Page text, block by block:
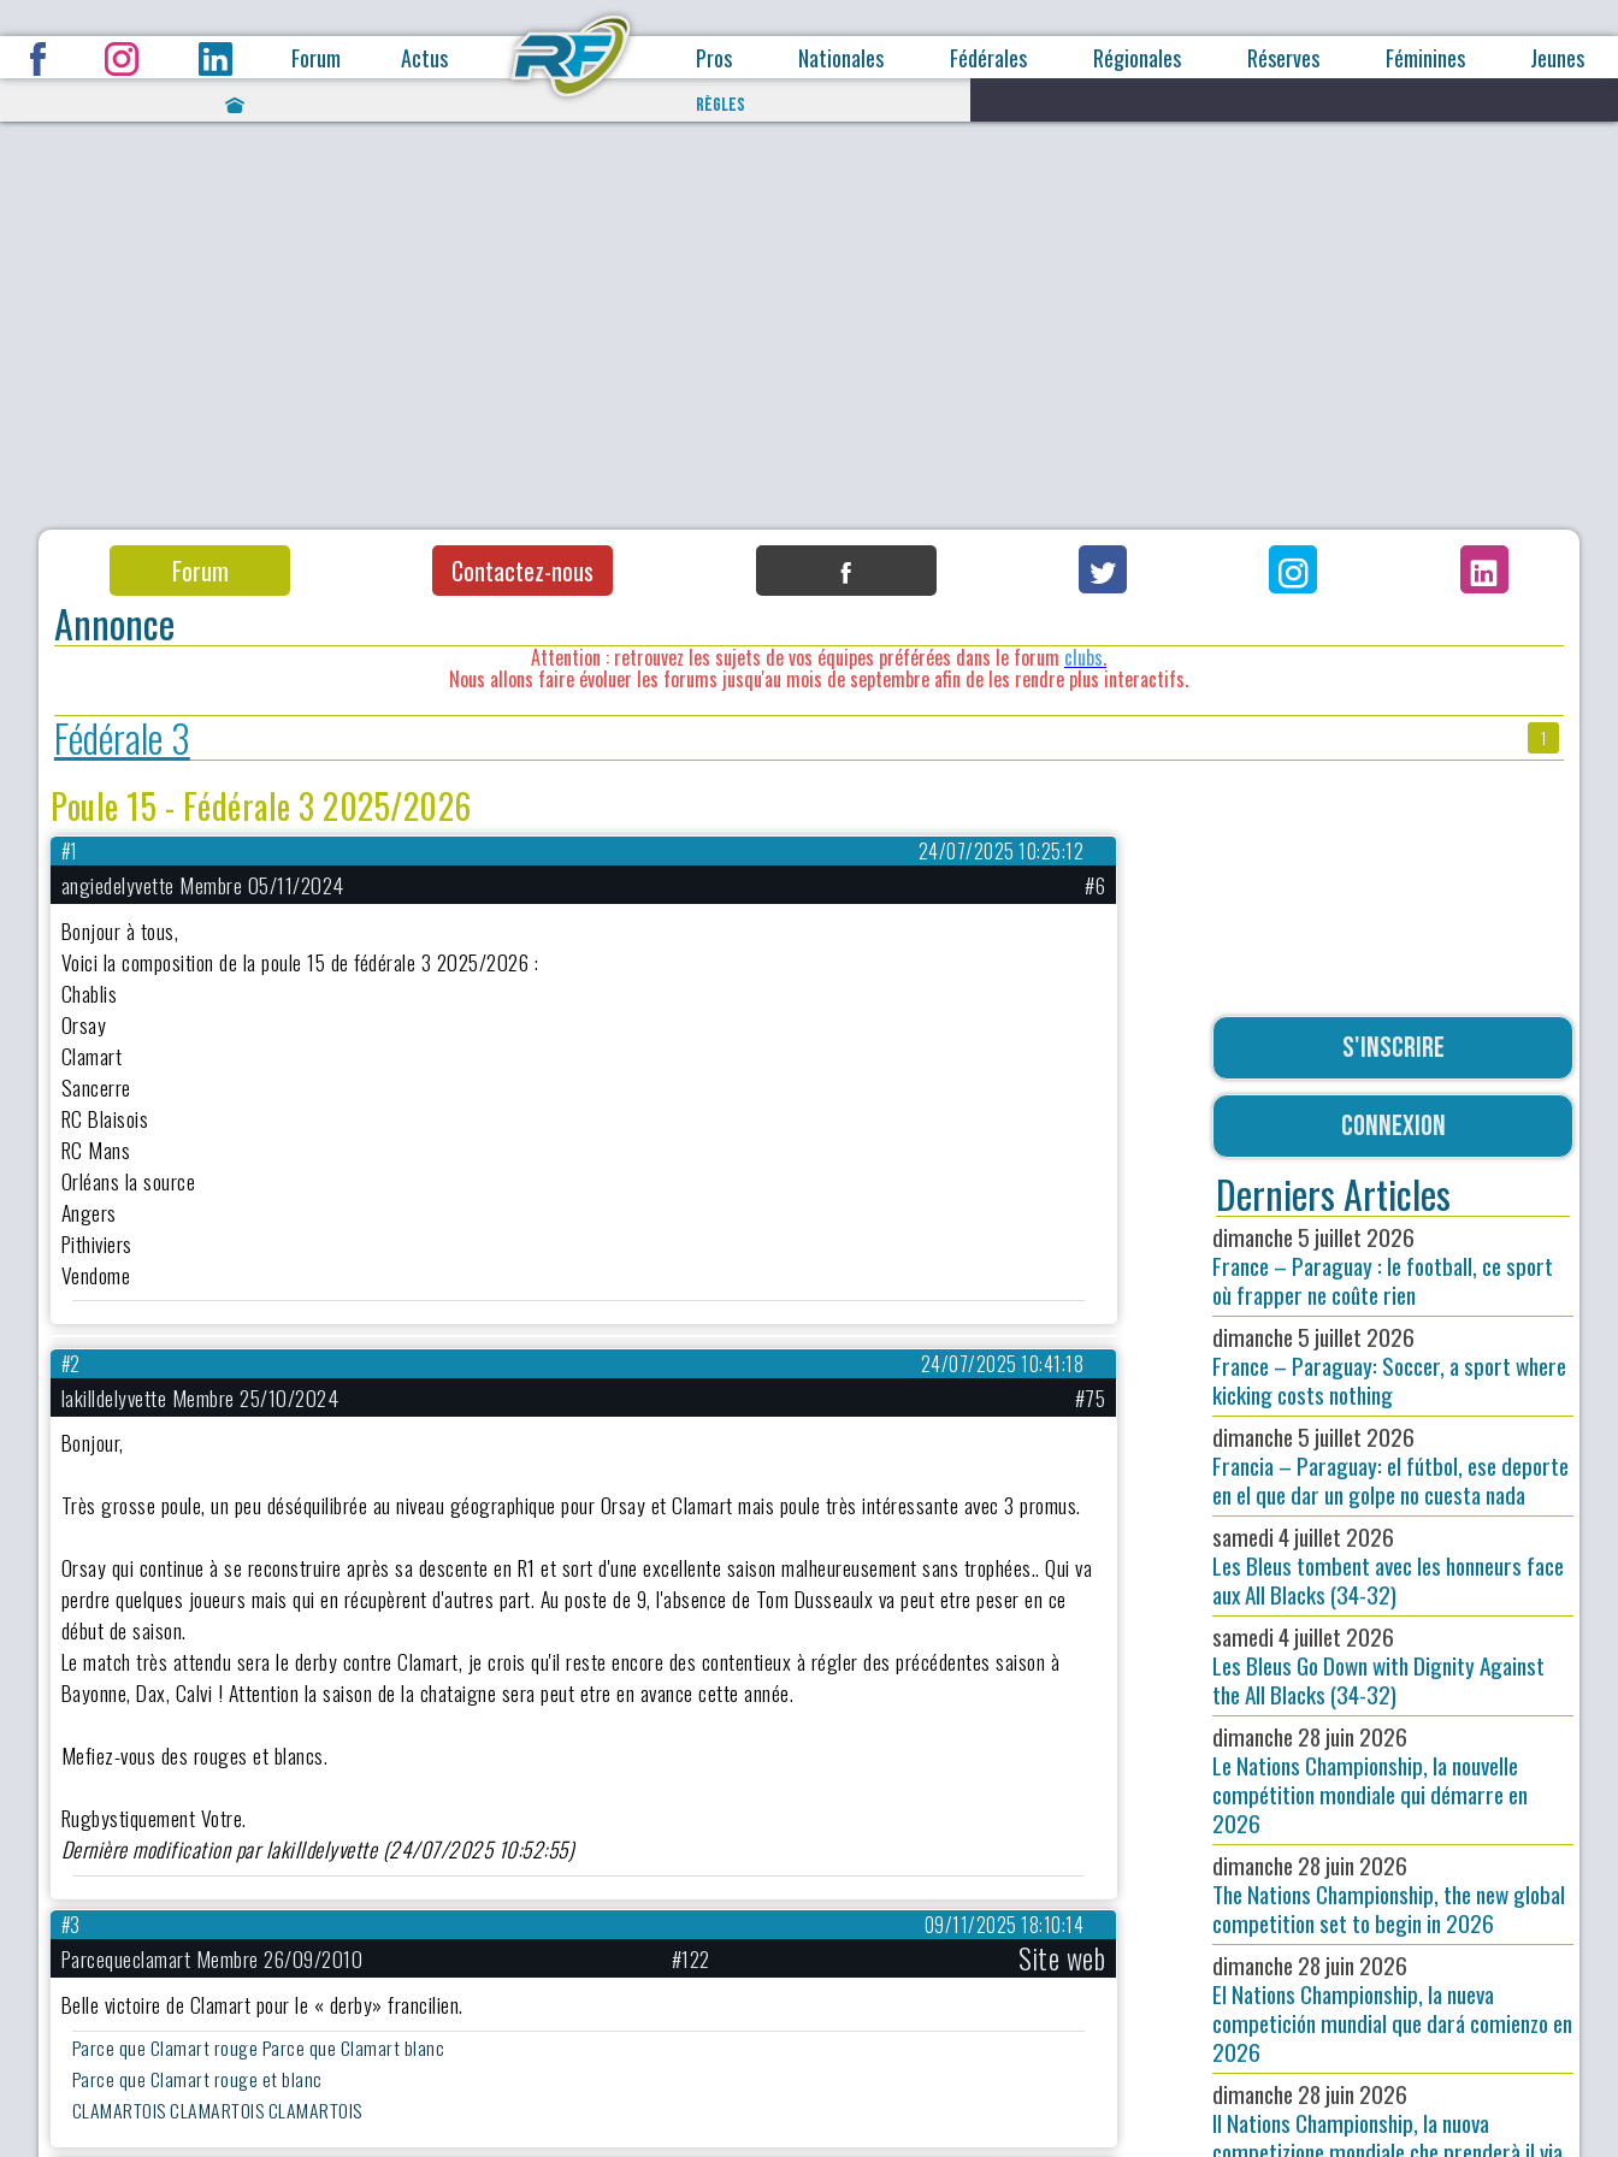
Forum Actus Pros Nationales Fédérales Régionales Réserves Féminines Jeunes
RÈGLES
Forum Contactez-nous
Annonce
Attention : retrouvez les sujets de vos équipes préférées dans le forum clubs.
Nous allons faire évoluer les forums jusqu'au mois de septembre afin de les rendre plus interactifs.
Fédérale 3 1
Poule 15 - Fédérale 3 2025/2026
24/07/2025 10:25:12
#1
angiedelyvette Membre 05/11/2024
#6
Bonjour à tous,
Voici la composition de la poule 15 de fédérale 3 2025/2026 :
Chablis
Orsay
Clamart
Sancerre
RC Blaisois
RC Mans
Orléans la source
Angers
Pithiviers
Vendome
24/07/2025 10:41:18
#2
lakilldelyvette Membre 25/10/2024
#75
Bonjour,
Très grosse poule, un peu déséquilibrée au niveau géographique pour Orsay et Clamart mais poule très intéressante avec 3 promus.
Orsay qui continue à se reconstruire après sa descente en R1 et sort d'une excellente saison malheureusement sans trophées.. Qui va
perdre quelques joueurs mais qui en récupèrent d'autres part. Au poste de 9, l'absence de Tom Dusseaulx va peut etre peser en ce
début de saison.
Le match très attendu sera le derby contre Clamart, je crois qu'il reste encore des contentieux à régler des précédentes saison à
Bayonne, Dax, Calvi ! Attention la saison de la chataigne sera peut etre en avance cette année.
Mefiez-vous des rouges et blancs.
Rugbystiquement Votre.
Dernière modification par lakilldelyvette (24/07/2025 10:52:55)
09/11/2025 18:10:14
#3
Parcequeclamart Membre 26/09/2010 #122 Site web
Belle victoire de Clamart pour le « derby» francilien.
Parce que Clamart rouge Parce que Clamart blanc
Parce que Clamart rouge et blanc
CLAMARTOIS CLAMARTOIS CLAMARTOIS
S'inscrire
Connexion
Derniers Articles
dimanche 5 juillet 2026
France – Paraguay : le football, ce sport
où frapper ne coûte rien
dimanche 5 juillet 2026
France – Paraguay: Soccer, a sport where
kicking costs nothing
dimanche 5 juillet 2026
Francia – Paraguay: el fútbol, ese deporte
en el que dar un golpe no cuesta nada
samedi 4 juillet 2026
Les Bleus tombent avec les honneurs face
aux All Blacks (34-32)
samedi 4 juillet 2026
Les Bleus Go Down with Dignity Against
the All Blacks (34-32)
dimanche 28 juin 2026
Le Nations Championship, la nouvelle
compétition mondiale qui démarre en
2026
dimanche 28 juin 2026
The Nations Championship, the new global
competition set to begin in 2026
dimanche 28 juin 2026
El Nations Championship, la nueva
competición mundial que dará comienzo en
2026
dimanche 28 juin 2026
Il Nations Championship, la nuova